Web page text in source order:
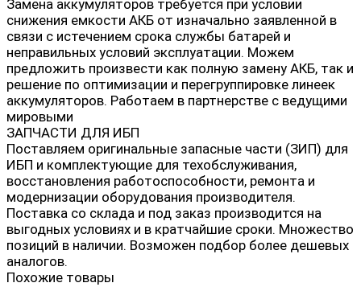
Замена аккумуляторов требуется при условии
снижения емкости АКБ от изначально заявленной в
связи с истечением срока службы батарей и
неправильных условий эксплуатации. Можем
предложить произвести как полную замену АКБ, так и
решение по оптимизации и перегруппировке линеек
аккумуляторов. Работаем в партнерстве с ведущими
мировыми
ЗАПЧАСТИ ДЛЯ ИБП
Поставляем оригинальные запасные части (ЗИП) для
ИБП и комплектующие для техобслуживания,
восстановления работоспособности, ремонта и
модернизации оборудования производителя.
Поставка со склада и под заказ производится на
выгодных условиях и в кратчайшие сроки. Множество
позиций в наличии. Возможен подбор более дешевых
аналогов.
Похожие товары